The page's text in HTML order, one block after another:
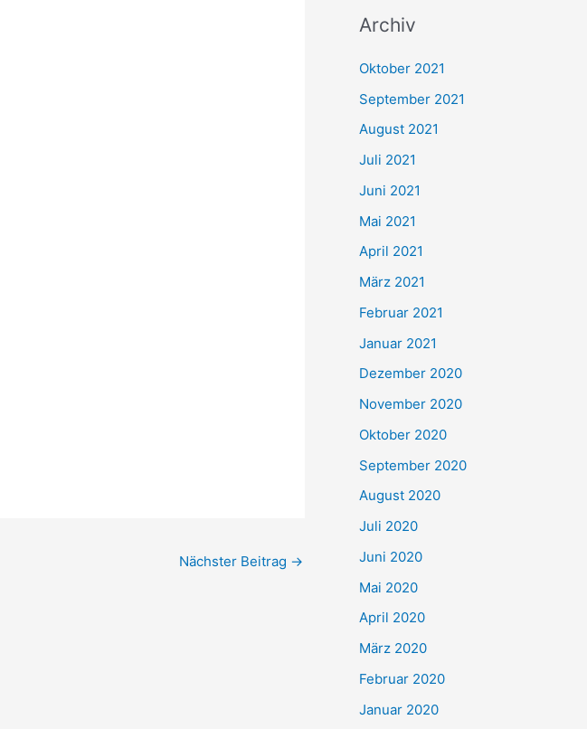
Nächster Beitrag →
h
e
n
h
:
Archiv
Oktober 2021
September 2021
August 2021
Juli 2021
Juni 2021
Mai 2021
April 2021
März 2021
Februar 2021
Januar 2021
Dezember 2020
November 2020
Oktober 2020
September 2020
August 2020
Juli 2020
Juni 2020
Mai 2020
April 2020
März 2020
Februar 2020
Januar 2020